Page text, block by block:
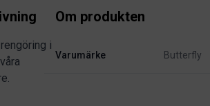
i
Om produkten
Varumärke Butterfly